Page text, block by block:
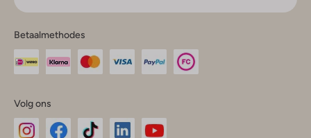
Betaalmethodes
Volg ons